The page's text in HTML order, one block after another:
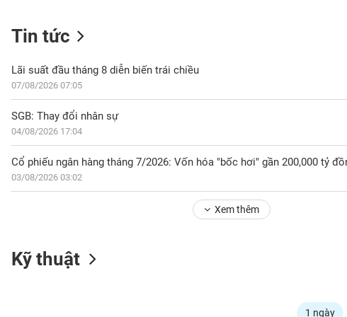
Tin tức
Lãi suất đầu tháng 8 diễn biến trái chiều
07/08/2026 07:05
SGB: Thay đổi nhân sự
04/08/2026 17:04
03/08/2026 03:02
Xem thêm
Kỹ thuật
1 ngày
DOANH
NGHIỆP
CỔ
PHIẾU
SINH